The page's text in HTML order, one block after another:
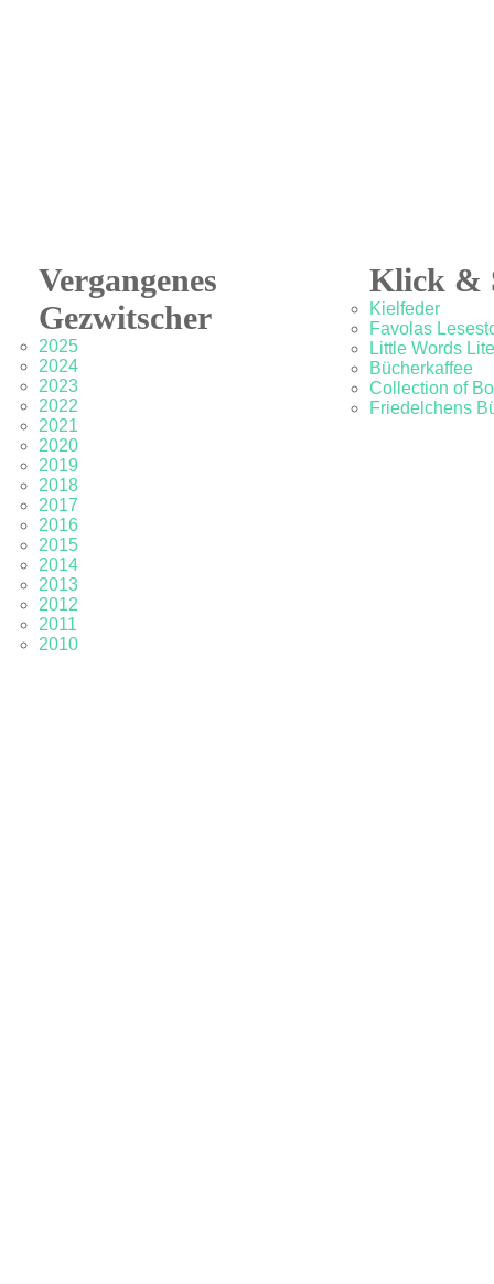
Vergangenes
Gezwitscher
2025
2024
2023
2022
2021
2020
2019
2018
2017
2016
2015
2014
2013
2012
2011
2010
Klick &
Kielfeder
Favolas
Little Words
Bücherkaffee
Collection of
Friedelchens